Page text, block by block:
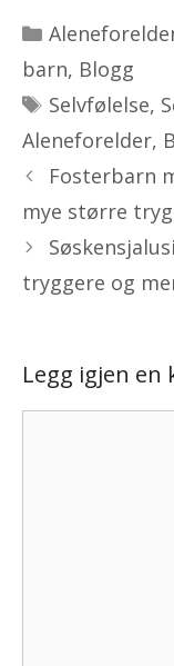
Kategorier
barn, Blogg
Stikkord
Selvfølelse,
Aleneforelder,
Fosterbarn
mye større
tryggere og
Legg igjen